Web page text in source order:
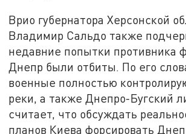
Врио губернатора Херсонской
Владимир Сальдо также
недавние попытки противника
Днепр были отбиты. По его
военные полностью
реки, а также Днепро-Бугский
считает, что обсуждать
планов Киева форсировать